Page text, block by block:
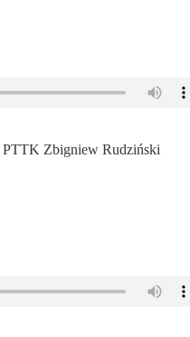
PTTK Zbigniew Rudziński